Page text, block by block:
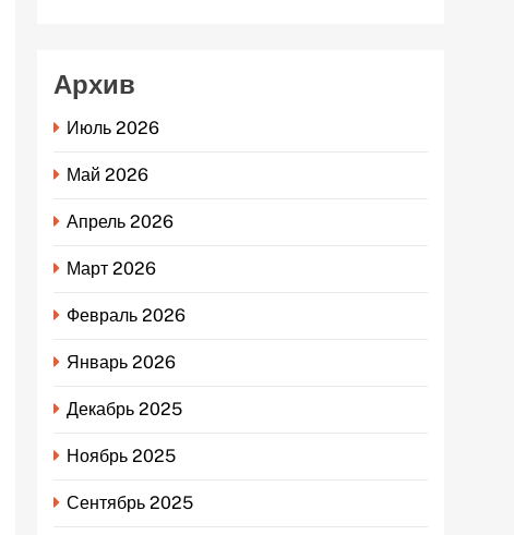
Архив
Июль 2026
Май 2026
Апрель 2026
Март 2026
Февраль 2026
Январь 2026
Декабрь 2025
Ноябрь 2025
Сентябрь 2025